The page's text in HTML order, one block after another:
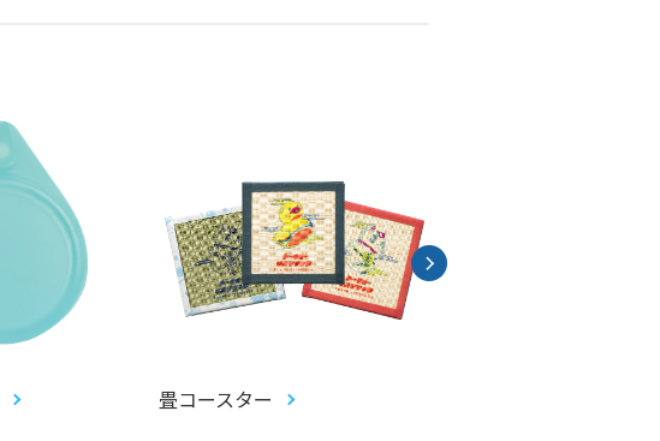
畳コースター